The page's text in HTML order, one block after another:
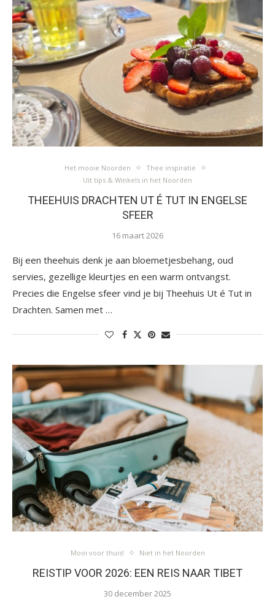
Het mooie Noorden
Thee inspiratie
Uit tips & Winkels in het Noorden
THEEHUIS DRACHTEN UT É TUT IN ENGELSE
SFEER
16 maart 2026
Bij een theehuis denk je aan bloemetjesbehang, oud
servies, gezellige kleurtjes en een warm ontvangst.
Precies die Engelse sfeer vind je bij Theehuis Ut é Tut in
Drachten. Samen met …
Mooi voor thuis! Niet in het Noorden
REISTIP VOOR 2026: EEN REIS NAAR TIBET
30 december 2025